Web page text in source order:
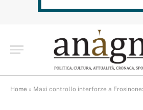
Home » Maxi controllo interforze a Frosinone: droga e sicurezza